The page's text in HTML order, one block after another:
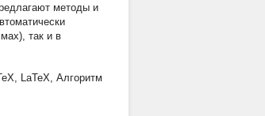
методы и
так и в
, LaTeX, Алгоритм